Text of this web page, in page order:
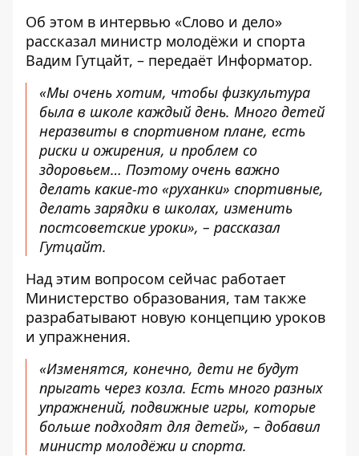
Об этом в интервью «Слово и дело»
рассказал министр молодёжи и спорта
Вадим Гутцайт, – передаёт Информатор.
«Мы очень хотим, чтобы физкультура
была в школе каждый день. Много детей
неразвиты в спортивном плане, есть
риски и ожирения, и проблем со
здоровьем… Поэтому очень важно
делать какие-то «руханки» спортивные,
делать зарядки в школах, изменить
постсоветские уроки», – рассказал
Гутцайт.
Над этим вопросом сейчас работает
Министерство образования, там также
разрабатывают новую концепцию уроков
и упражнения.
«Изменятся, конечно, дети не будут
прыгать через козла. Есть много разных
упражнений, подвижные игры, которые
больше подходят для детей», – добавил
министр молодёжи и спорта.